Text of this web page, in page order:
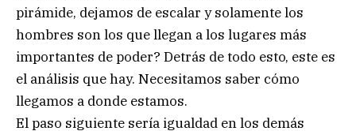
pirámide, dejamos de escalar y solamente los
hombres son los que llegan a los lugares más
importantes de poder? Detrás de todo esto, este es
el análisis que hay. Necesitamos saber cómo
llegamos a donde estamos.
El paso siguiente sería igualdad en los demás